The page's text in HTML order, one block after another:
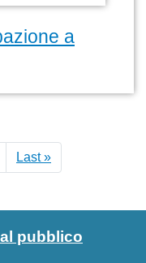
a
suivante
Last »Dernière page
pubblico